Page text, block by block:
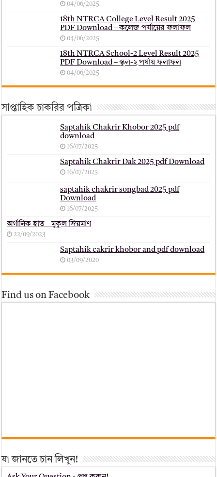
04/06/2025
18th NTRCA College Level Result 2025
PDF Download – কলেজ পর্যায়ের ফলাফল
04/06/2025
18th NTRCA School-2 Level Result 2025
PDF Download – স্কুল-২ পর্যায় ফলাফল
04/06/2025
সাপ্তাহিক চাকরির পত্রিকা
Saptahik Chakrir Khobor 2025 pdf
download
16/07/2025
Saptahik Chakrir Dak 2025 pdf Download
16/07/2025
saptahik chakrir songbad 2025 pdf
Download
16/07/2025
অর্গানিক হাত _ মুকুল ম্রিয়মাণ
22/09/2023
Saptahik cakrir khobor and pdf download
03/09/2020
Find us on Facebook
যা জানতে চান লিখুন!